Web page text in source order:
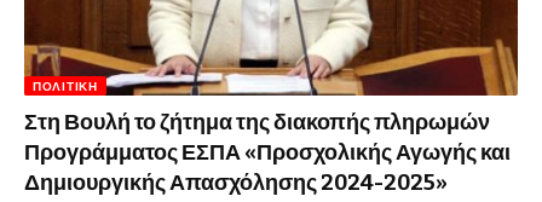
ΠΟΛΙΤΙΚΉ
Στη Βουλή το ζήτημα της διακοπής πληρωμών
Προγράμματος ΕΣΠΑ «Προσχολικής Αγωγής και
Δημιουργικής Απασχόλησης 2024-2025»